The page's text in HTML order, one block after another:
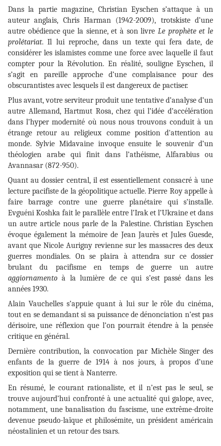
Dans la partie magazine, Christian Eyschen s’attaque à un
auteur anglais, Chris Harman (1942-2009), trotskiste d’une
autre obédience que la sienne, et à son livre Le prophète et le
prolétariat. Il lui reproche, dans un texte qui fera date, de
considérer les islamistes comme une force avec laquelle il faut
compter pour la Révolution. En réalité, souligne Eyschen, il
s’agit en pareille approche d’une complaisance pour des
obscurantistes avec lesquels il est dangereux de pactiser.
Plus avant, votre serviteur produit une tentative d’analyse d’un
autre Allemand, Hartmut Rosa, chez qui l’idée d’accélération
dans l’hyper modernité où nous nous trouvons conduit à un
étrange retour au religieux comme position d'attention au
monde. Sylvie Midavaine invoque ensuite le souvenir d’un
théologien arabe qui finit dans l’athéisme, Alfarabius ou
Avannasar (872-950).
Quant au dossier central, il est essentiellement consacré à une
lecture pacifiste de la géopolitique actuelle. Pierre Roy appelle à
faire barrage contre une guerre planétaire qui s’installe.
Evguéni Koshka fait le parallèle entre l’Irak et l’Ukraine et dans
un autre article nous parle de la Palestine. Christian Eyschen
évoque également la mémoire de Jean Jaurès et Jules Guesde,
avant que Nicole Aurigny revienne sur les massacres des deux
guerres mondiales. On se plaira à attendra sur ce dossier
brulant du pacifisme en temps de guerre un autre
aggiornamento à la lumière de ce qui s’est passé dans les
années 1930.
Alain Vauchelles s’appuie quant à lui sur le rôle du cinéma,
tout en se demandant si sa puissance de dénonciation n’est pas
dérisoire, une réflexion que l’on pourrait étendre à la pensée
critique en général.
Dernière contribution, la convocation par Michèle Singer des
enfants de la guerre de 1914 à nos jours, à propos d’une
exposition qui se tient à Nanterre.
En résumé, le courant rationaliste, et il n’est pas le seul, se
trouve aujourd’hui confronté à une actualité qui galope, avec,
notamment, une banalisation du fascisme, une extrême-droite
devenue pseudo-laïque et philosémite, un président américain
néostalinien et un retour des tsars.